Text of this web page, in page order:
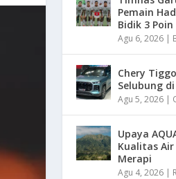
Pemain
Bidik 3 Poin
Agu 6, 2026 |
Chery
Selubung di
Agu 5, 2026 |
Upaya
Kualitas
Merapi
Agu 4, 2026 |